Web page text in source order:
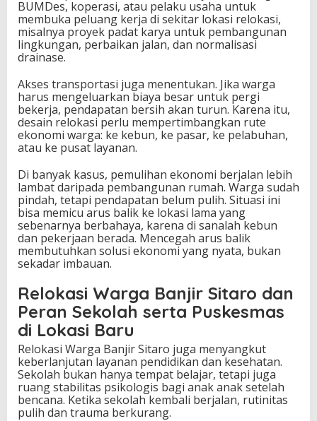
BUMDes, koperasi, atau pelaku usaha untuk
membuka peluang kerja di sekitar lokasi relokasi,
misalnya proyek padat karya untuk pembangunan
lingkungan, perbaikan jalan, dan normalisasi
drainase.
Akses transportasi juga menentukan. Jika warga
harus mengeluarkan biaya besar untuk pergi
bekerja, pendapatan bersih akan turun. Karena itu,
desain relokasi perlu mempertimbangkan rute
ekonomi warga: ke kebun, ke pasar, ke pelabuhan,
atau ke pusat layanan.
Di banyak kasus, pemulihan ekonomi berjalan lebih
lambat daripada pembangunan rumah. Warga sudah
pindah, tetapi pendapatan belum pulih. Situasi ini
bisa memicu arus balik ke lokasi lama yang
sebenarnya berbahaya, karena di sanalah kebun
dan pekerjaan berada. Mencegah arus balik
membutuhkan solusi ekonomi yang nyata, bukan
sekadar imbauan.
Relokasi Warga Banjir Sitaro dan
Peran Sekolah serta Puskesmas
di Lokasi Baru
Relokasi Warga Banjir Sitaro juga menyangkut
keberlanjutan layanan pendidikan dan kesehatan.
Sekolah bukan hanya tempat belajar, tetapi juga
ruang stabilitas psikologis bagi anak anak setelah
bencana. Ketika sekolah kembali berjalan, rutinitas
pulih dan trauma berkurang.